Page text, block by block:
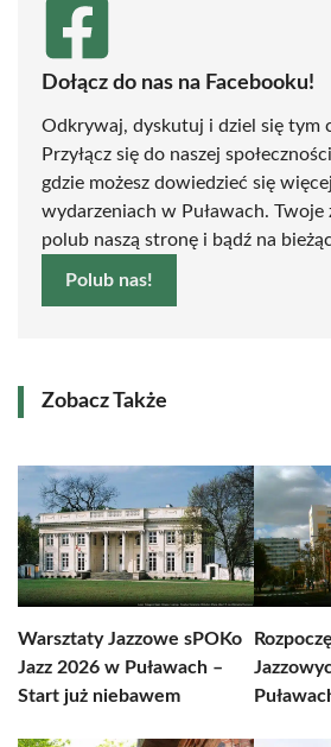
Dołącz do nas na Facebooku!
Odkrywaj, dyskutuj i dziel się tym
Przyłącz się do naszej
gdzie możesz dowiedzieć się
wydarzeniach w Puławach. Twoje
polub naszą stronę i bądź na
Polub nas!
Zobacz Także
Warsztaty Jazzowe sPOKo
Jazz 2026 w Puławach –
Start już niebawem